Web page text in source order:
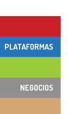
PLATAFORMAS
NEGOCIOS